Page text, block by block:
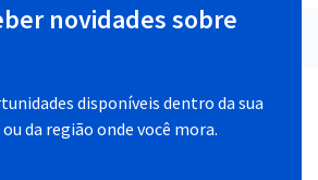
novidades sobre
disponíveis dentro da sua
da região onde você mora.